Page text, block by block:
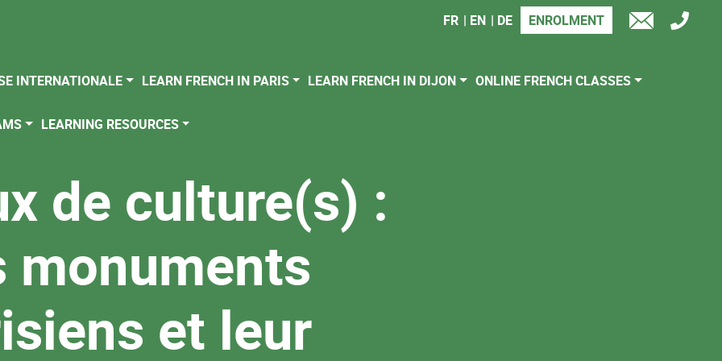
FR EN DE ENROLMENT
E-
TÉL
INTERNATIONALE LEARN FRENCH IN PARIS LEARN FRENCH IN DIJON ONLINE FRENCH CLASSES
LEARNING RESOURCES
de culture(s) :
monuments
et leur